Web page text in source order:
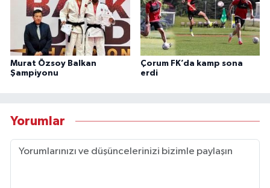
Murat Özsoy Balkan
Şampiyonu
Çorum FK’da kamp sona
erdi
Yorumlar